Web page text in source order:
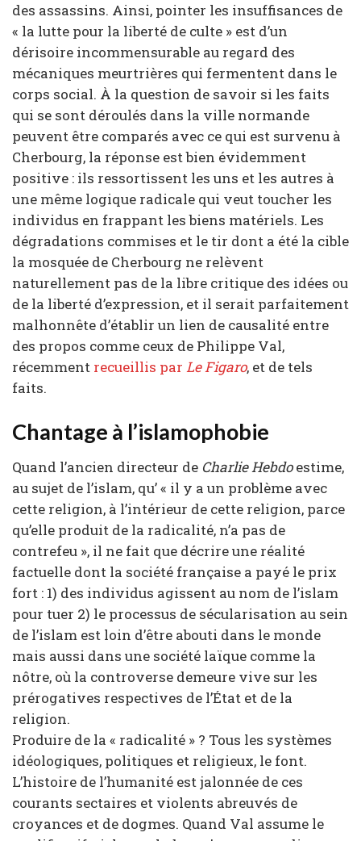
des assassins. Ainsi, pointer les insuffisances de
« la lutte pour la liberté de culte » est d’un
dérisoire incommensurable au regard des
mécaniques meurtrières qui fermentent dans le
corps social. À la question de savoir si les faits
qui se sont déroulés dans la ville normande
peuvent être comparés avec ce qui est survenu à
Cherbourg, la réponse est bien évidemment
positive : ils ressortissent les uns et les autres à
une même logique radicale qui veut toucher les
individus en frappant les biens matériels. Les
dégradations commises et le tir dont a été la cible
la mosquée de Cherbourg ne relèvent
naturellement pas de la libre critique des idées ou
de la liberté d’expression, et il serait parfaitement
malhonnête d’établir un lien de causalité entre
des propos comme ceux de Philippe Val,
récemment recueillis par Le Figaro, et de tels
faits.
Chantage à l’islamophobie
Quand l’ancien directeur de Charlie Hebdoestime,
au sujet de l’islam, qu’ « il y a un problème avec
cette religion, à l’intérieur de cette religion, parce
qu’elle produit de la radicalité, n’a pas de
contrefeu », il ne fait que décrire une réalité
factuelle dont la société française a payé le prix
fort : 1) des individus agissent au nom de l’islam
pour tuer 2) le processus de sécularisation au sein
de l’islam est loin d’être abouti dans le monde
mais aussi dans une société laïque comme la
nôtre, où la controverse demeure vive sur les
prérogatives respectives de l’État et de la
religion.
Produire de la « radicalité » ? Tous les systèmes
idéologiques, politiques et religieux, le font.
L’histoire de l’humanité est jalonnée de ces
courants sectaires et violents abreuvés de
croyances et de dogmes. Quand Val assume le